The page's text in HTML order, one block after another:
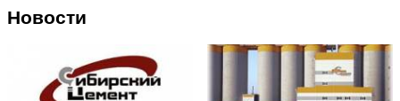
Новости